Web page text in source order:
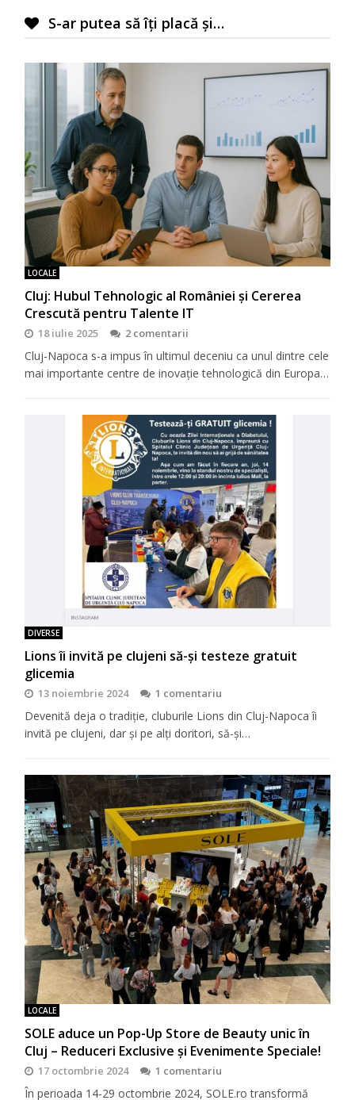
S-ar putea să îți placă și…
LOCALE
Cluj: Hubul Tehnologic al României și Cererea
Crescută pentru Talente IT
18 iulie 2025 2 comentarii
Cluj-Napoca s-a impus în ultimul deceniu ca unul dintre cele
mai importante centre de inovație tehnologică din Europa…
DIVERSE
Lions îi invită pe clujeni să-şi testeze gratuit
glicemia
13 noiembrie 2024 1 comentariu
Devenită deja o tradiţie, cluburile Lions din Cluj-Napoca îi
invită pe clujeni, dar şi pe alţi doritori, să-şi…
LOCALE
SOLE aduce un Pop-Up Store de Beauty unic în
Cluj – Reduceri Exclusive și Evenimente Speciale!
17 octombrie 2024 1 comentariu
În perioada 14-29 octombrie 2024, SOLE.ro transformă